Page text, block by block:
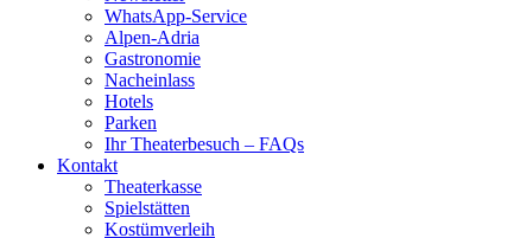
WhatsApp-Service
Alpen-Adria
Gastronomie
Nacheinlass
Hotels
Parken
Ihr Theaterbesuch – FAQs
Kontakt
Theaterkasse
Spielstätten
Kostümverleih